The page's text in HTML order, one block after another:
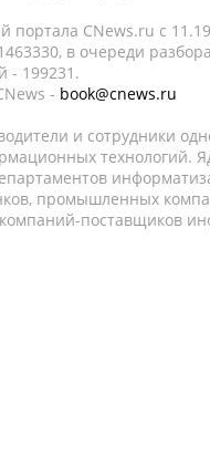
портала CNews.ru c
в очереди
- 199231.
- book@cnews.ru
и сотрудники
технологий.
промышленных
поставщиков